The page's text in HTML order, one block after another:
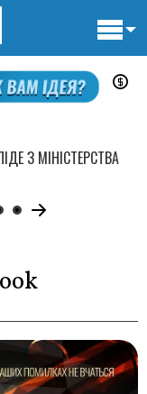
З МІНІСТЕРСТВА